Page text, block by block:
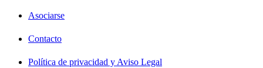
Asociarse
Contacto
Política de privacidad y Aviso Legal